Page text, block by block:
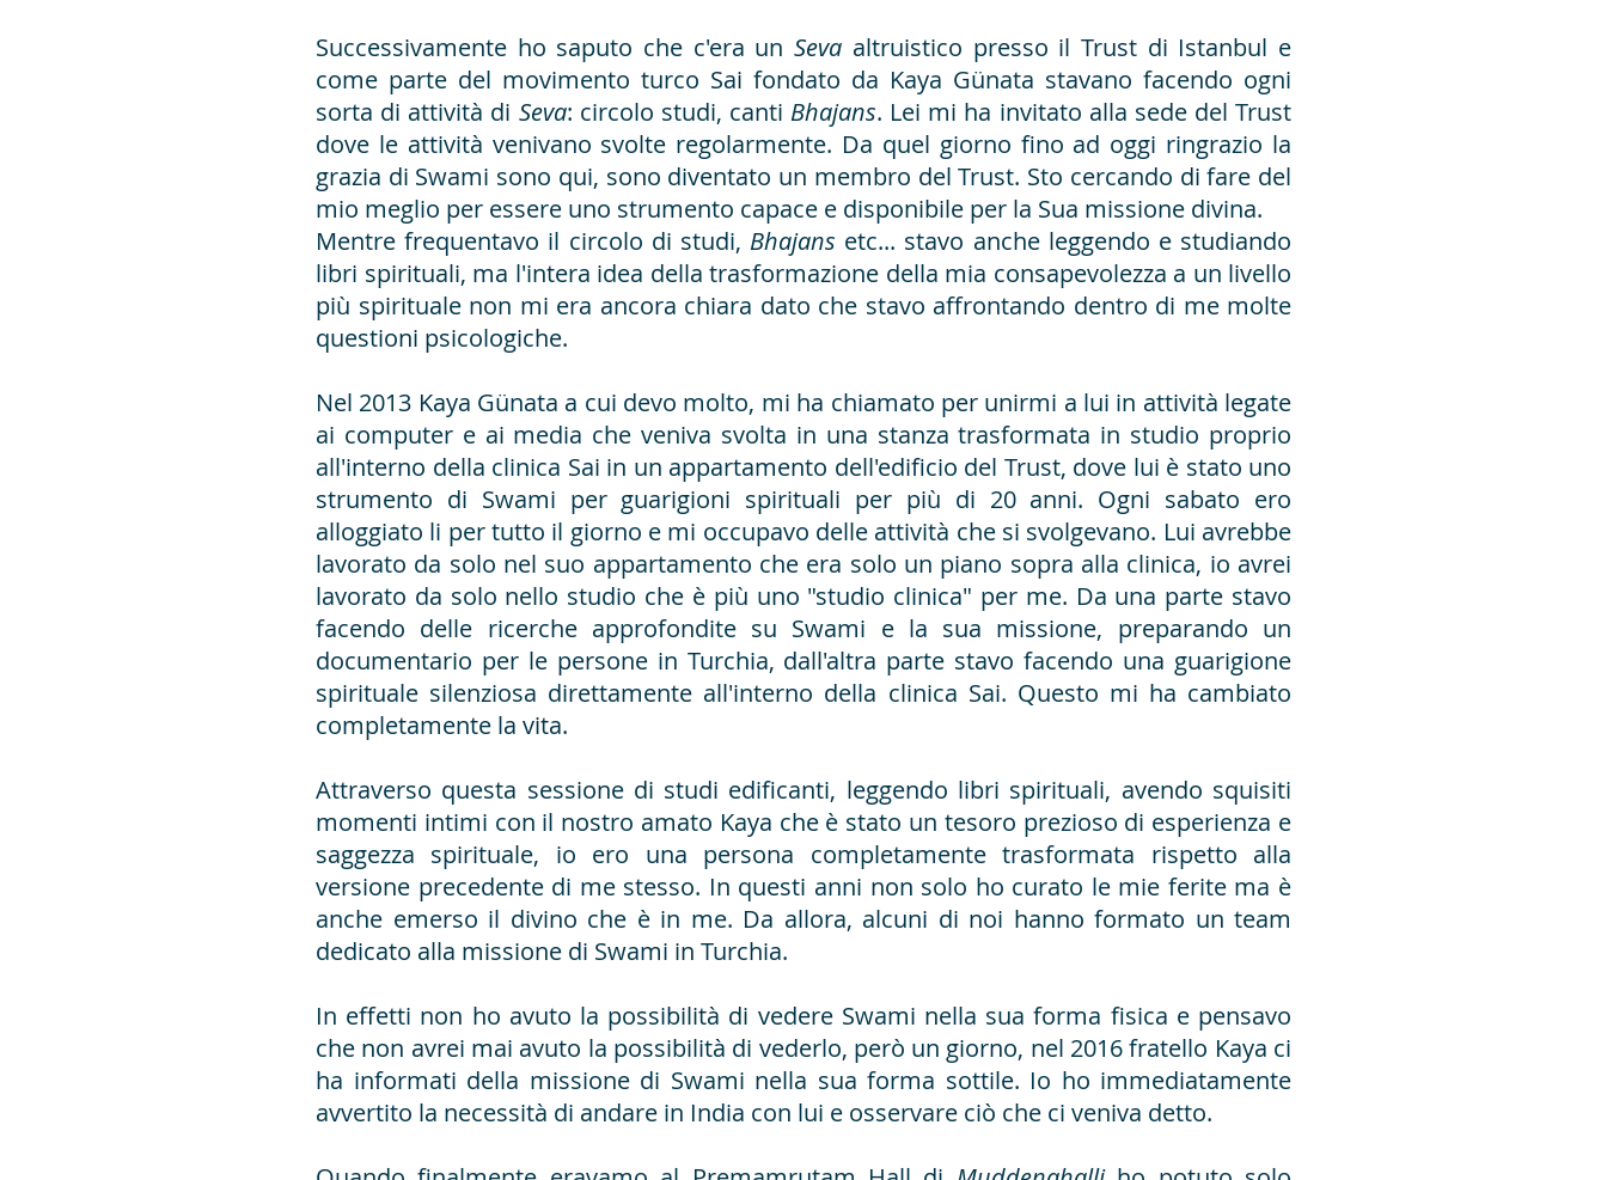
Successivamente ho saputo che c'era unSeva altruistico presso il Trust di Istanbul e
come parte del movimento turco Sai fondato da Kaya Günata stavano facendo ogni
sorta di attività di Seva: circolo studi, canti Bhajans. Lei mi ha invitato alla sede del Trust
dove le attività venivano svolte regolarmente. Da quel giorno fino ad oggi ringrazio la
grazia di Swami sono qui, sono diventato un membro del Trust. Sto cercando di fare del
mio meglio per essere uno strumento capace e disponibile per la Sua missione divina.
Mentre frequentavo il circolo di studi, Bhajans etc... stavo anche leggendo e studiando
libri spirituali, ma l'intera idea della trasformazione della mia consapevolezza a un livello
più spirituale non mi era ancora chiara dato che stavo affrontando dentro di me molte
questioni psicologiche.
Nel 2013 Kaya Günata a cui devo molto, mi ha chiamato per unirmi a lui in attività legate
ai computer e ai media che veniva svolta in una stanza trasformata in studio proprio
all'interno della clinica Sai in un appartamento dell'edificio del Trust, dove lui è stato uno
strumento di Swami per guarigioni spirituali per più di 20 anni. Ogni sabato ero
alloggiato li per tutto il giorno e mi occupavo delle attività che si svolgevano. Lui avrebbe
lavorato da solo nel suo appartamento che era solo un piano sopra alla clinica, io avrei
lavorato da solo nello studio che è più uno "studio clinica" per me. Da una parte stavo
facendo delle ricerche approfondite su Swami e la sua missione, preparando un
documentario per le persone in Turchia, dall'altra parte stavo facendo una guarigione
spirituale silenziosa direttamente all'interno della clinica Sai. Questo mi ha cambiato
completamente la vita.
Attraverso questa sessione di studi edificanti, leggendo libri spirituali, avendo squisiti
momenti intimi con il nostro amato Kaya che è stato un tesoro prezioso di esperienza e
saggezza spirituale, io ero una persona completamente trasformata rispetto alla
versione precedente di me stesso. In questi anni non solo ho curato le mie ferite ma è
anche emerso il divino che è in me. Da allora, alcuni di noi hanno formato un team
dedicato alla missione di Swami in Turchia.
In effetti non ho avuto la possibilità di vedere Swami nella sua forma fisica e pensavo
che non avrei mai avuto la possibilità di vederlo, però un giorno, nel 2016 fratello Kaya ci
ha informati della missione di Swami nella sua forma sottile. Io ho immediatamente
avvertito la necessità di andare in India con lui e osservare ciò che ci veniva detto.